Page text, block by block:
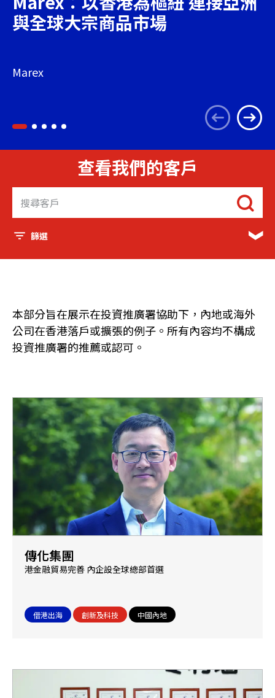
與全球大宗商品市場
Marex
查看我們的客戶
篩選
本部分旨在展示在投資推廣署協助下，內地或海外
公司在香港落戶或擴張的例子。所有內容均不構成
投資推廣署的推薦或認可。
傳化集團
港金融貿易完善 內企設全球總部首選
借港出海 創新及科技 中國內地